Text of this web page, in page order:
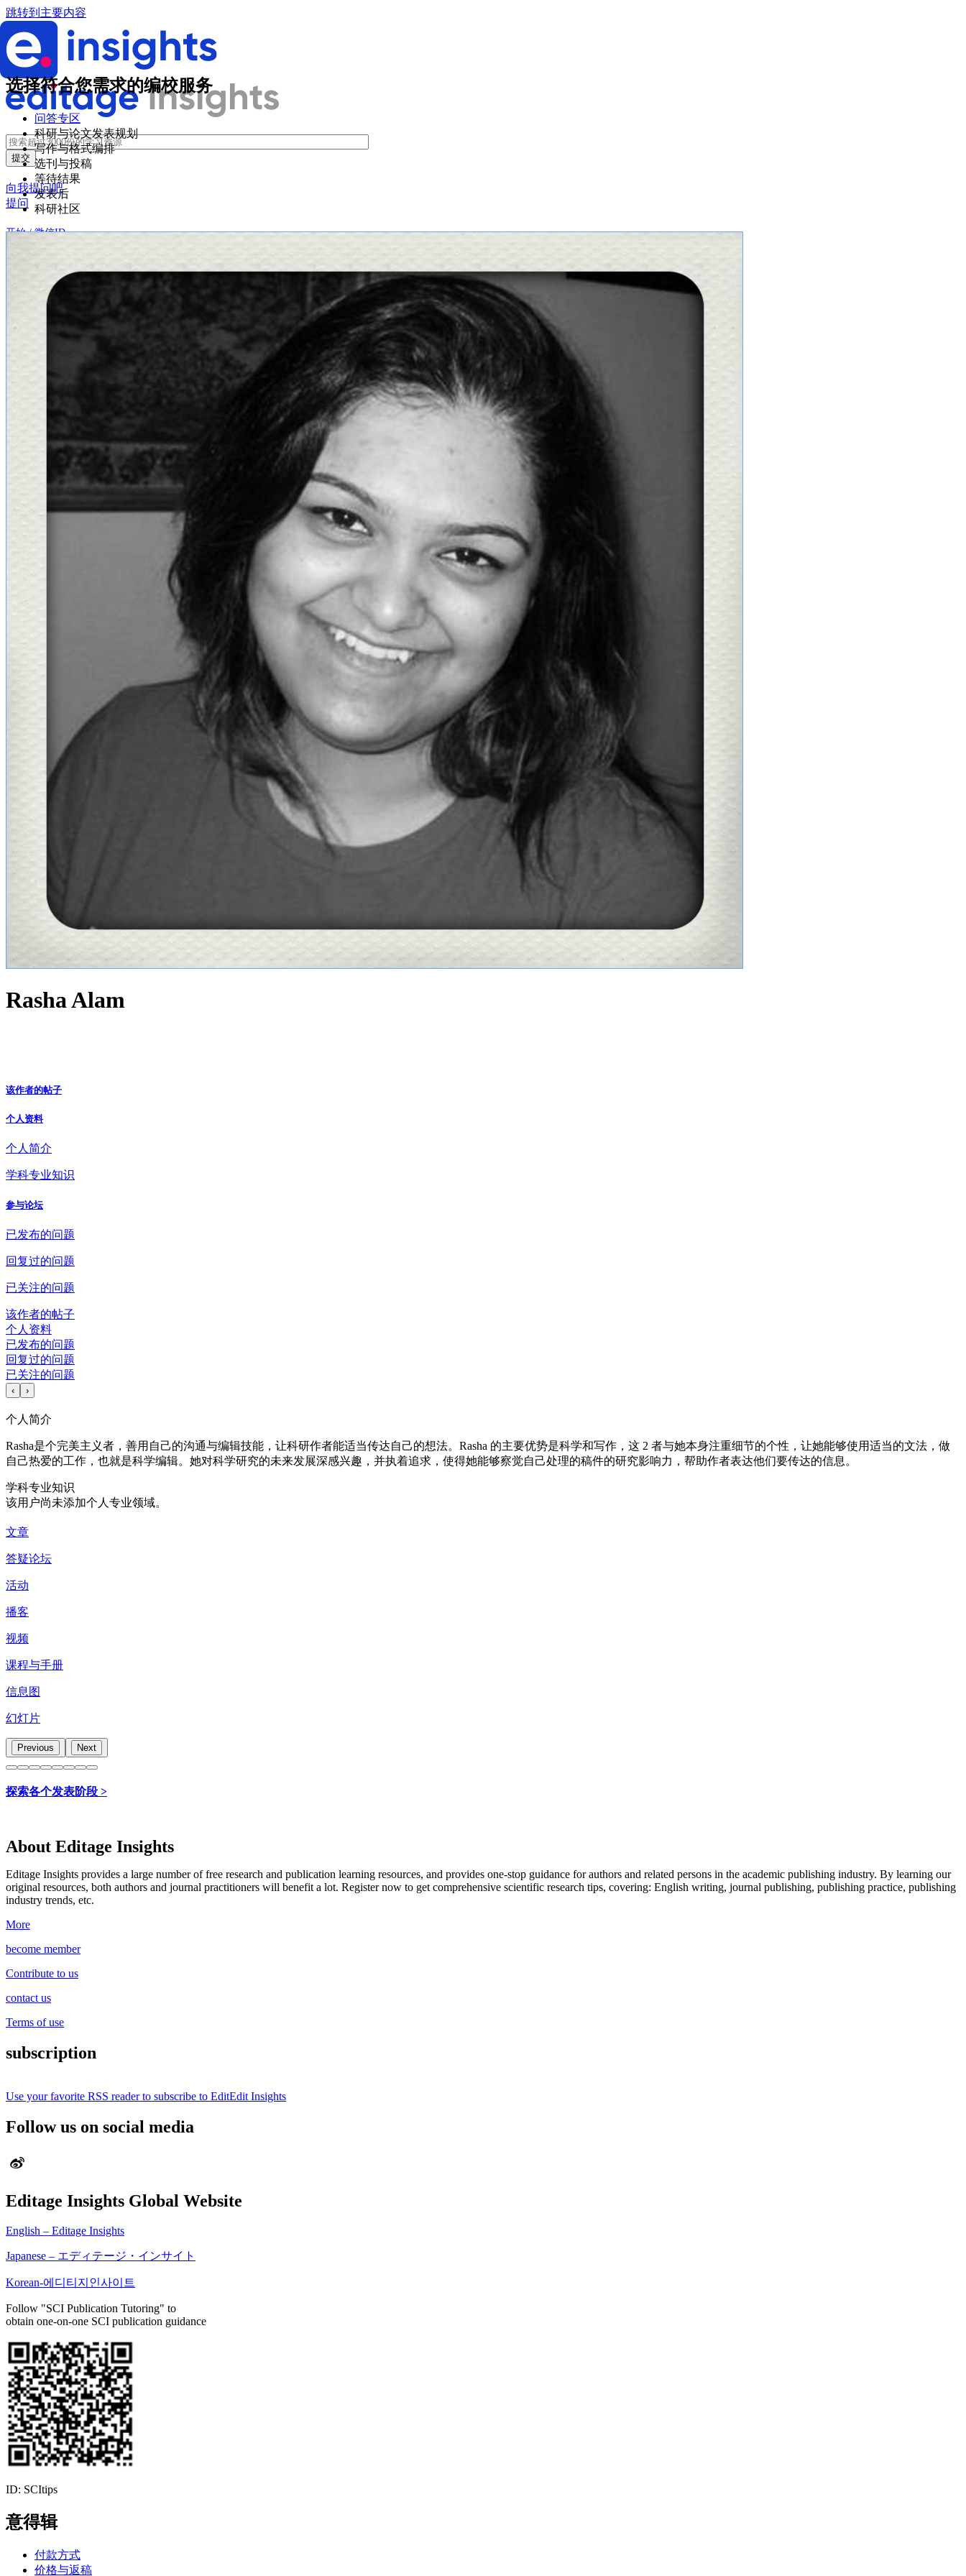
跳转到主要内容
向我提问吧
提问
开始 / 微信ID
选择符合您需求的编校服务
问答专区
科研与论文发表规划
写作与格式编排
选刊与投稿
等待结果
发表后
科研社区
Rasha Alam
该作者的帖子
个人资料
个人简介
学科专业知识
参与论坛
已发布的问题
回复过的问题
已关注的问题
该作者的帖子
个人资料
已发布的问题
回复过的问题
已关注的问题
‹ ›
个人简介
Rasha是个完美主义者，善用自己的沟通与编辑技能，让科研作者能适当传达自己的想法。Rasha 的主要优势是科学和写作，这 2 者与她本身注重细节的个性，让她能够使用适当的文法，做
自己热爱的工作，也就是科学编辑。她对科学研究的未来发展深感兴趣，并执着追求，使得她能够察觉自己处理的稿件的研究影响力，帮助作者表达他们要传达的信息。
学科专业知识
该用户尚未添加个人专业领域。
文章
答疑论坛
活动
播客
视频
课程与手册
信息图
幻灯片
Previous Next
探索各个发表阶段 >
About Editage Insights
Editage Insights provides a large number of free research and publication learning resources, and provides one-stop guidance for authors and related persons in the academic publishing industry. By learning our
original resources, both authors and journal practitioners will benefit a lot. Register now to get comprehensive scientific research tips, covering: English writing, journal publishing, publishing practice, publishing
industry trends, etc.
More
become member
Contribute to us
contact us
Terms of use
subscription
Use your favorite RSS reader to subscribe to EditEdit Insights
Follow us on social media
Editage Insights Global Website
English – Editage Insights
Japanese – エディテージ・インサイト
Korean-에디티지인사이트
Follow "SCI Publication Tutoring" to
obtain one-on-one SCI publication guidance
ID: SCItips
意得辑
付款方式
价格与返稿